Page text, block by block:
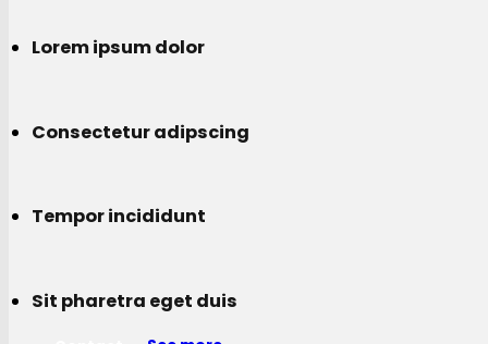
Lorem ipsum dolor
Consectetur adipscing
Tempor incididunt
Sit pharetra eget duis